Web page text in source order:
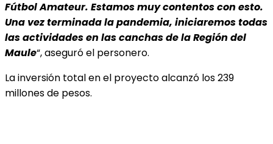
Fútbol Amateur. Estamos muy contentos con esto.
Una vez terminada la pandemia, iniciaremos todas
las actividades en las canchas de la Región del
Maule“, aseguró el personero.
La inversión total en el proyecto alcanzó los 239
millones de pesos.